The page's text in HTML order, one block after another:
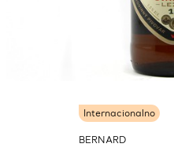
Internacionalno
BERNARD